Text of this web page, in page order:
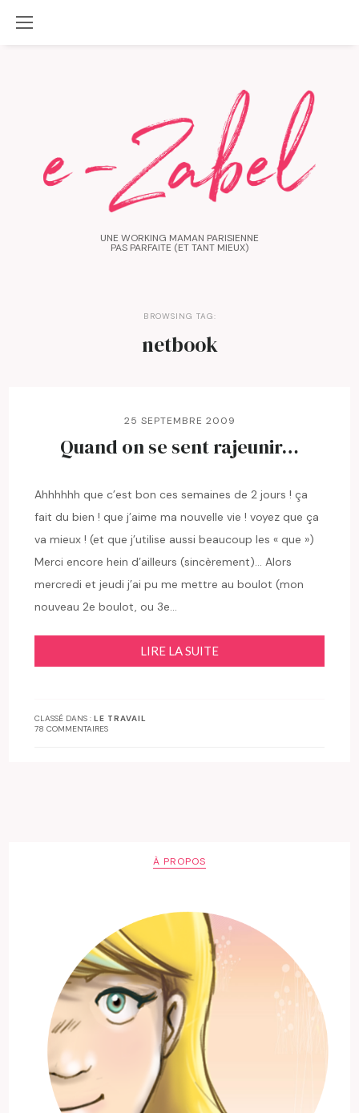
UNE WORKING MAMAN PARISIENNE
PAS PARFAITE (ET TANT MIEUX)
BROWSING TAG:
netbook
25 SEPTEMBRE 2009
Quand on se sent rajeunir…
Ahhhhhh que c’est bon ces semaines de 2 jours ! ça
fait du bien ! que j’aime ma nouvelle vie ! voyez que ça
va mieux ! (et que j’utilise aussi beaucoup les « que »)
Merci encore hein d’ailleurs (sincèrement)… Alors
mercredi et jeudi j’ai pu me mettre au boulot (mon
nouveau 2e boulot, ou 3e…
LIRE LA SUITE
CLASSÉ DANS :LE TRAVAIL
78 COMMENTAIRES
À PROPOS